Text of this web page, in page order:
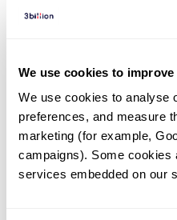
We use cookies to
We use cookies to analyse
preferences, and measure
marketing (for example,
campaigns). Some cookies
services embedded on our
쓰리빌리언, IJN
Conference 참가